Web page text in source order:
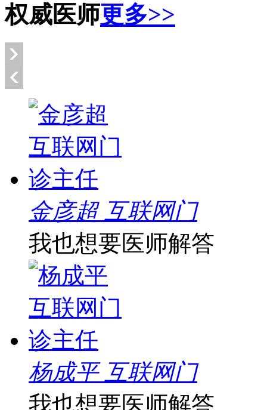
权威医师更多>>
金彦超 互联网门
我也想要医师解答
杨成平 互联网门
我也想要医师解答